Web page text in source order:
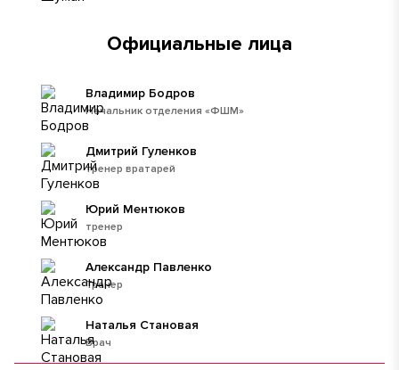
Официальные лица
Начальник отделения «ФШМ»
Владимир Бодров
тренер вратарей
Дмитрий Гуленков
тренер
Юрий Ментюков
Тренер
Александр Павленко
Врач
Наталья Становая